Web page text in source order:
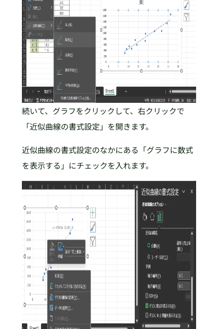
続いて、グラフをクリックして、右クリックで
「近似曲線の書式設定」を開きます。
近似曲線の書式設定のなかにある「グラフに数式
を表示する」にチェックを入れます。